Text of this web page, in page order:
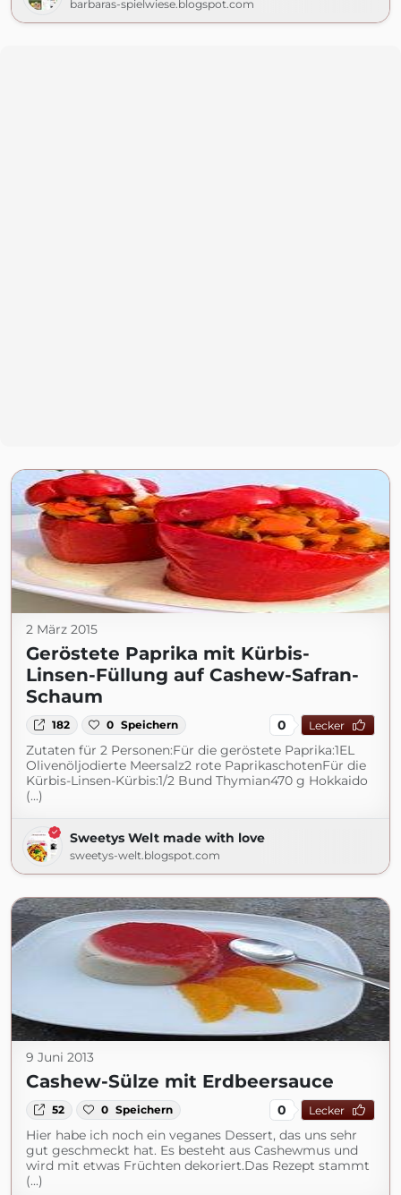
barbaras-spielwiese.blogspot.com
2 März 2015
Geröstete Paprika mit Kürbis-
Linsen-Füllung auf Cashew-Safran-
Schaum
182 0 Speichern 0 Lecker
Zutaten für 2 Personen:Für die geröstete Paprika:1EL
Olivenöljodierte Meersalz2 rote PaprikaschotenFür die
Kürbis-Linsen-Kürbis:1/2 Bund Thymian470 g Hokkaido
(...)
Sweetys Welt made with love
sweetys-welt.blogspot.com
9 Juni 2013
Cashew-Sülze mit Erdbeersauce
52 0 Speichern 0 Lecker
Hier habe ich noch ein veganes Dessert, das uns sehr
gut geschmeckt hat. Es besteht aus Cashewmus und
wird mit etwas Früchten dekoriert.Das Rezept stammt
(...)